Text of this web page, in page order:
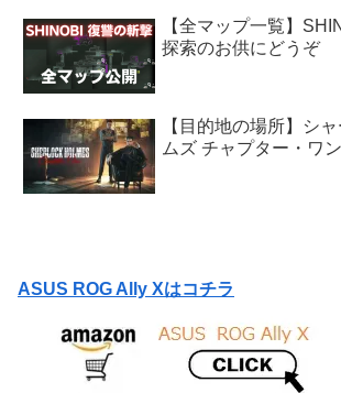
【全マップ一覧】
探索のお供にどうぞ
【目的地の場所】シ
ムズ チャプター・ワ
ASUS ROG Ally Xはコチラ